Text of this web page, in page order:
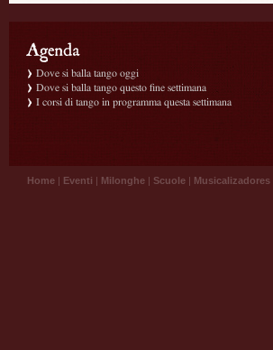
Dove si balla tango oggi
Dove si balla tango questo fine settimana
I corsi di tango in programma questa settimana
Home | Eventi | Milonghe | Scuole | Musicalizadores